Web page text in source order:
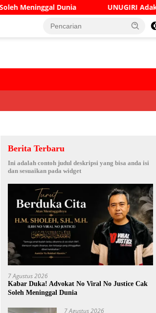
UNUGIRI Adakan Seminar Digital
Berita Terbaru
Ini adalah contoh judul deskripsi yang bisa anda isi
dan sesuaikan pada widget
7 Agustus 2026
Kabar Duka! Advokat No Viral No Justice Cak
Soleh Meninggal Dunia
7 Agustus 2026